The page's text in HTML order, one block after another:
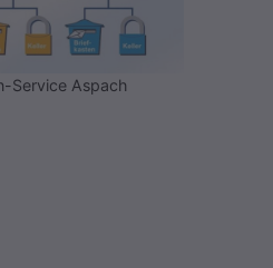
Service Aspach